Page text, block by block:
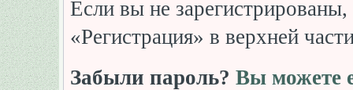
Если вы не
«Регистрация» в верхней
Забыли пароль? Вы можете